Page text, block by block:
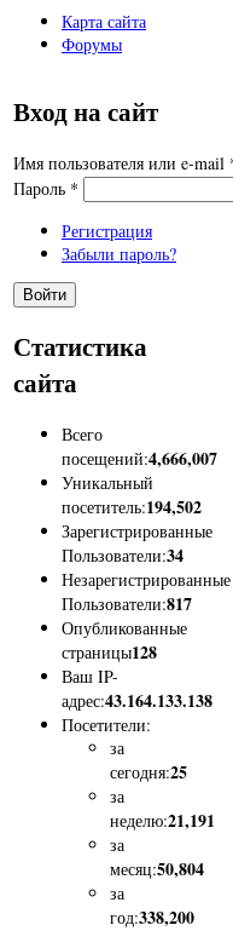
Карта сайта
Форумы
Вход на сайт
Имя пользователя или e-mail
Пароль *
Регистрация
Забыли пароль?
Статистика
сайта
Всего
посещений:4,666,007
Уникальный
посетитель:194,502
Зарегистрированные
Пользователи:34
Незарегистрированные
Пользователи:817
Опубликованные
страницы128
Ваш IP-
адрес:43.164.133.138
Посетители:
за
сегодня:25
за
неделю:21,191
за
месяц:50,804
за
год:338,200